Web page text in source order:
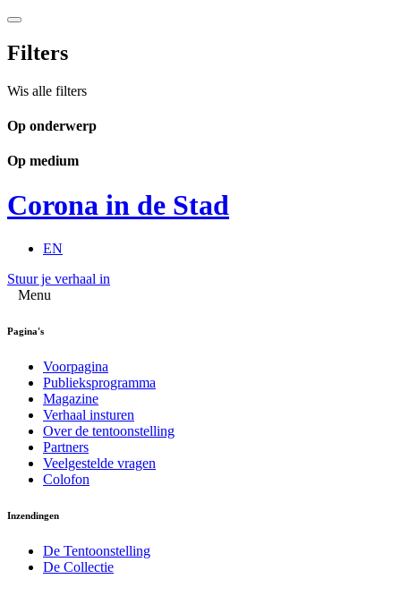
Filters
Wis alle filters
Op onderwerp
Op medium
Corona in de Stad
EN
Stuur je verhaal in
Menu
Pagina's
Voorpagina
Publieksprogramma
Magazine
Verhaal insturen
Over de tentoonstelling
Partners
Veelgestelde vragen
Colofon
Inzendingen
De Tentoonstelling
De Collectie